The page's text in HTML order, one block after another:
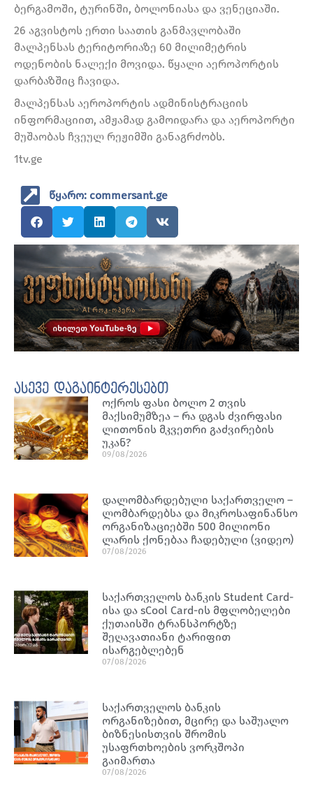
ბერგამოში, ტურინში, ბოლონიასა და ვენეციაში.
26 აგვისტოს ერთი საათის განმავლობაში
მალპენსას ტერიტორიაზე 60 მილიმეტრის
ოდენობის ნალექი მოვიდა. წყალი აეროპორტის
დარბაზშიც ჩავიდა.
მალპენსას აეროპორტის ადმინისტრაციის
ინფორმაციით, ამჟამად გამოიდარა და აეროპორტი
მუშაობას ჩვეულ რეჟიმში განაგრძობს.
1tv.ge
წყარო: commersant.ge
ასევე დაგაინტერესებთ
ოქროს ფასი ბოლო 2 თვის
მაქსიმუმზეა – რა დგას ძვირფასი
ლითონის მკვეთრი გაძვირების
უკან?
09/08/2026
დალომბარდებული საქართველო –
ლომბარდებსა და მიკროსაფინანსო
ორგანიზაციებში 500 მილიონი
ლარის ქონებაა ჩადებული (ვიდეო)
07/08/2026
საქართველოს ბანკის Student Card-
ისა და sCool Card-ის მფლობელები
ქუთაისში ტრანსპორტზე
შეღავათიანი ტარიფით
ისარგებლებენ
07/08/2026
საქართველოს ბანკის
ორგანიზებით, მცირე და საშუალო
ბიზნესისთვის შრომის
უსაფრთხოების ვორკშოპი
გაიმართა
07/08/2026